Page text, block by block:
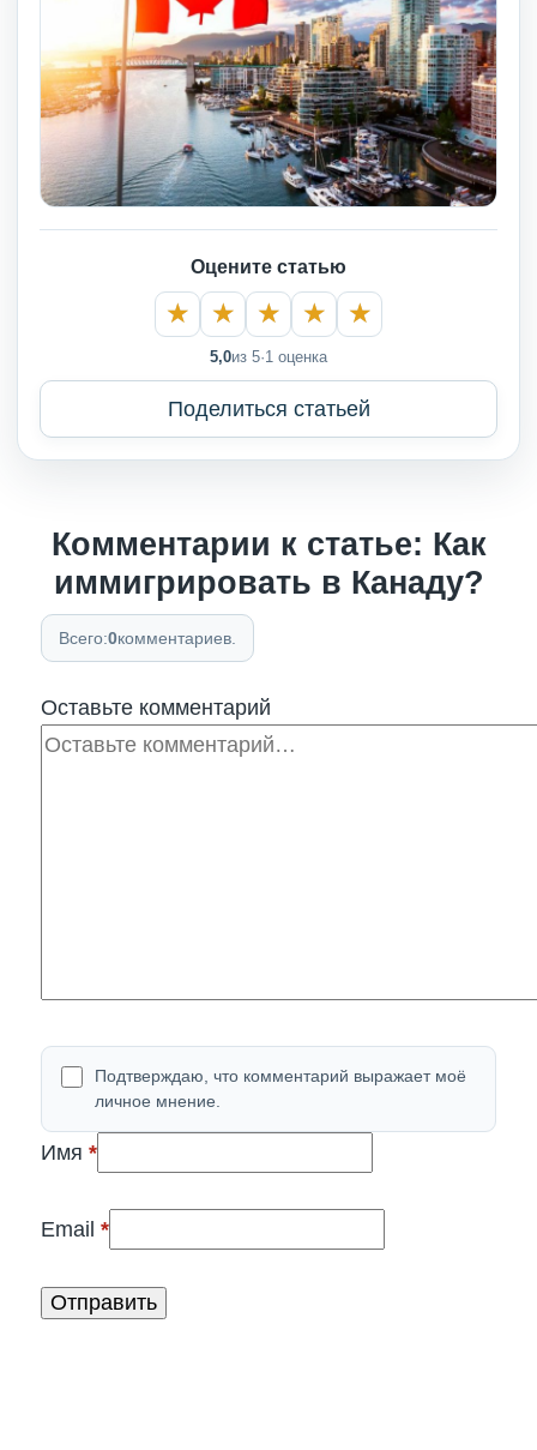
Оцените статью
5,0из 5·1 оценка
Поделиться статьей
Комментарии к статье: Как
иммигрировать в Канаду?
Всего:0комментариев.
Оставьте комментарий
Комментарий
Подтверждаю, что комментарий выражает моё
личное мнение.
Имя *(обязательно)
Email *(обязательно)